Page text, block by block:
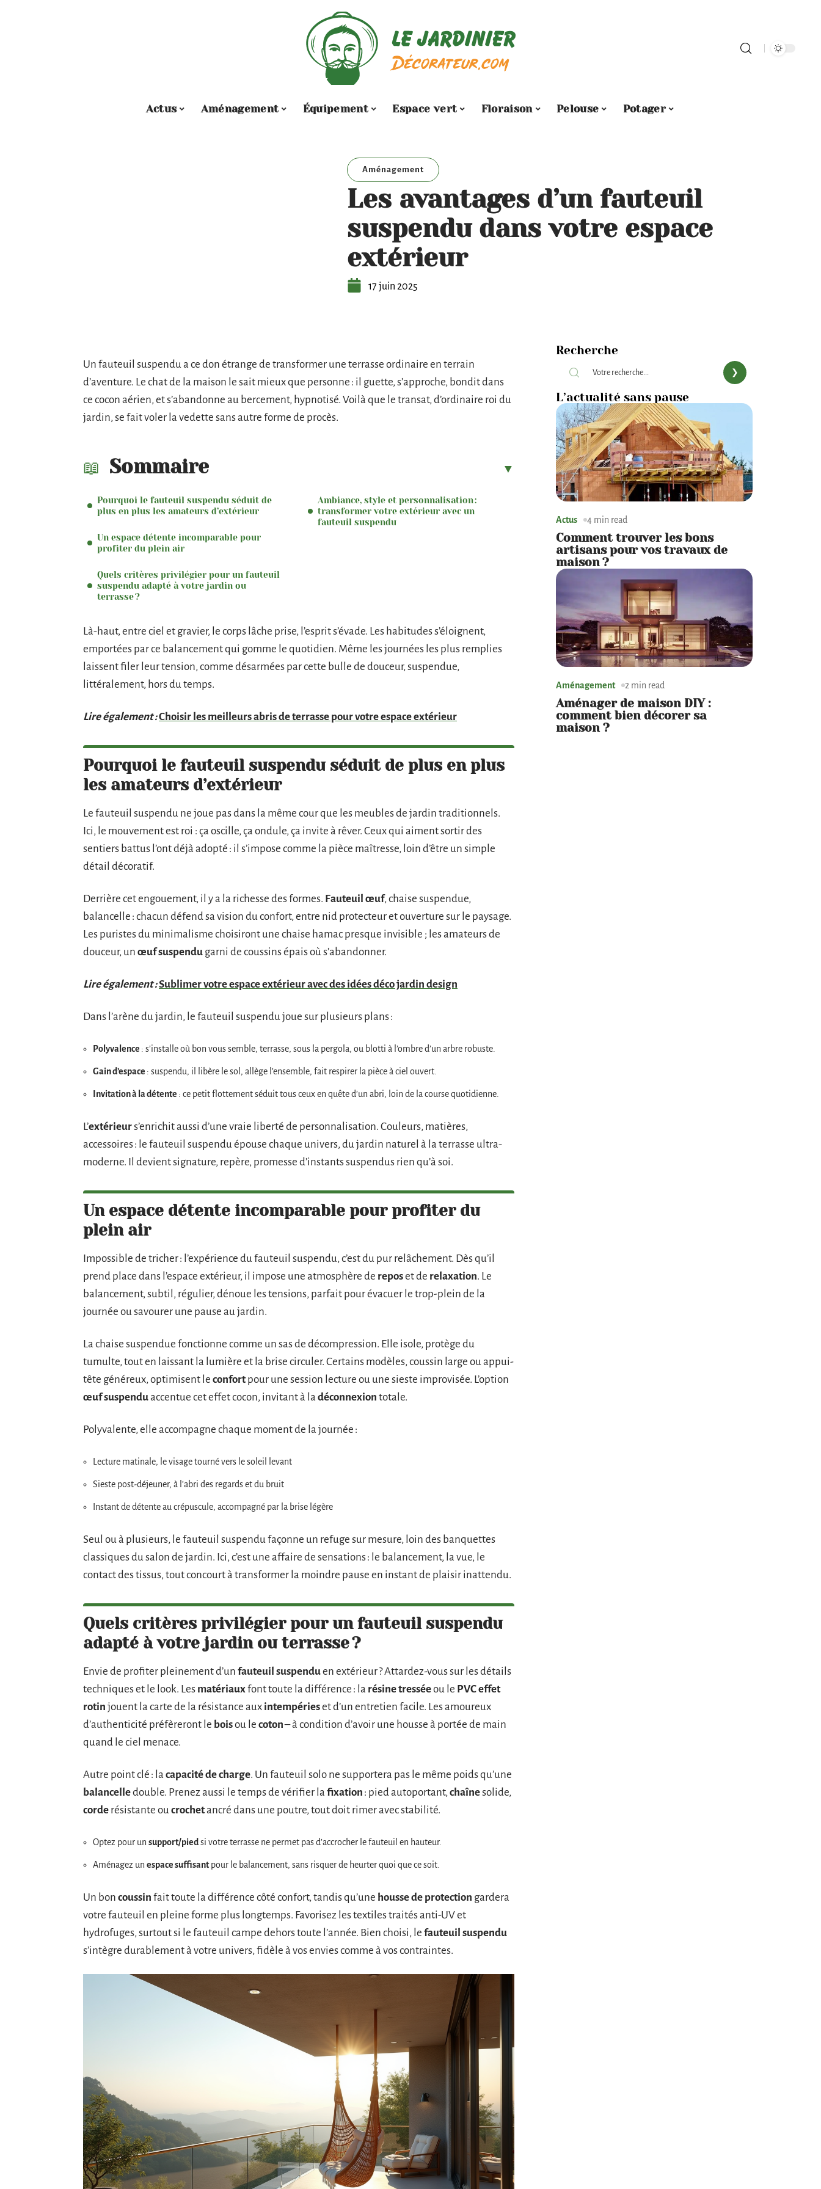
Actus Aménagement Équipement Espace vert Floraison Pelouse Potager
Aménagement
Les avantages d’un fauteuil
suspendu dans votre espace
extérieur
17 juin 2025
Un fauteuil suspendu a ce don étrange de transformer une terrasse ordinaire en terrain
d’aventure. Le chat de la maison le sait mieux que personne : il guette, s’approche, bondit dans
ce cocon aérien, et s’abandonne au bercement, hypnotisé. Voilà que le transat, d’ordinaire roi du
jardin, se fait voler la vedette sans autre forme de procès.
Sommaire
Pourquoi le fauteuil suspendu séduit de
plus en plus les amateurs d’extérieur
Un espace détente incomparable pour
profiter du plein air
Quels critères privilégier pour un fauteuil
suspendu adapté à votre jardin ou
terrasse ?
Ambiance, style et personnalisation :
transformer votre extérieur avec un
fauteuil suspendu
Là-haut, entre ciel et gravier, le corps lâche prise, l’esprit s’évade. Les habitudes s’éloignent,
emportées par ce balancement qui gomme le quotidien. Même les journées les plus remplies
laissent filer leur tension, comme désarmées par cette bulle de douceur, suspendue,
littéralement, hors du temps.
Lire également :Choisir les meilleurs abris de terrasse pour votre espace extérieur
Pourquoi le fauteuil suspendu séduit de plus en plus
les amateurs d’extérieur
Le fauteuil suspendu ne joue pas dans la même cour que les meubles de jardin traditionnels.
Ici, le mouvement est roi : ça oscille, ça ondule, ça invite à rêver. Ceux qui aiment sortir des
sentiers battus l’ont déjà adopté : il s’impose comme la pièce maîtresse, loin d’être un simple
détail décoratif.
Derrière cet engouement, il y a la richesse des formes. Fauteuil œuf, chaise suspendue,
balancelle : chacun défend sa vision du confort, entre nid protecteur et ouverture sur le paysage.
Les puristes du minimalisme choisiront une chaise hamac presque invisible ; les amateurs de
douceur, un œuf suspendu garni de coussins épais où s’abandonner.
Lire également :Sublimer votre espace extérieur avec des idées déco jardin design
Dans l’arène du jardin, le fauteuil suspendu joue sur plusieurs plans :
Polyvalence : s’installe où bon vous semble, terrasse, sous la pergola, ou blotti à l’ombre d’un arbre robuste.
Gain d’espace : suspendu, il libère le sol, allège l’ensemble, fait respirer la pièce à ciel ouvert.
Invitation à la détente : ce petit flottement séduit tous ceux en quête d’un abri, loin de la course quotidienne.
L’extérieurs’enrichit aussi d’une vraie liberté de personnalisation. Couleurs, matières,
accessoires : le fauteuil suspendu épouse chaque univers, du jardin naturel à la terrasse ultra-
moderne. Il devient signature, repère, promesse d’instants suspendus rien qu’à soi.
Un espace détente incomparable pour profiter du
plein air
Impossible de tricher : l’expérience du fauteuil suspendu, c’est du pur relâchement. Dès qu’il
prend place dans l’espace extérieur, il impose une atmosphère de reposet de relaxation. Le
balancement, subtil, régulier, dénoue les tensions, parfait pour évacuer le trop-plein de la
journée ou savourer une pause au jardin.
La chaise suspendue fonctionne comme un sas de décompression. Elle isole, protège du
tumulte, tout en laissant la lumière et la brise circuler. Certains modèles, coussin large ou appui-
tête généreux, optimisent le confortpour une session lecture ou une sieste improvisée. L’option
œuf suspenduaccentue cet effet cocon, invitant à la déconnexion totale.
Polyvalente, elle accompagne chaque moment de la journée :
Lecture matinale, le visage tourné vers le soleil levant
Sieste post-déjeuner, à l’abri des regards et du bruit
Instant de détente au crépuscule, accompagné par la brise légère
Seul ou à plusieurs, le fauteuil suspendu façonne un refuge sur mesure, loin des banquettes
classiques du salon de jardin. Ici, c’est une affaire de sensations : le balancement, la vue, le
contact des tissus, tout concourt à transformer la moindre pause en instant de plaisir inattendu.
Quels critères privilégier pour un fauteuil suspendu
adapté à votre jardin ou terrasse ?
Envie de profiter pleinement d’un fauteuil suspenduen extérieur ? Attardez-vous sur les détails
techniques et le look. Les matériauxfont toute la différence : la résine tresséeou le PVC effet
rotin jouent la carte de la résistance aux intempérieset d’un entretien facile. Les amoureux
d’authenticité préfèreront le boisou le coton– à condition d’avoir une housse à portée de main
quand le ciel menace.
Autre point clé : la capacité de charge. Un fauteuil solo ne supportera pas le même poids qu’une
balancelledouble. Prenez aussi le temps de vérifier la fixation : pied autoportant,chaînesolide,
corde résistante oucrochetancré dans une poutre, tout doit rimer avec stabilité.
Optez pour un support/piedsi votre terrasse ne permet pas d’accrocher le fauteuil en hauteur.
Aménagez un espace suffisantpour le balancement, sans risquer de heurter quoi que ce soit.
Un bon coussin fait toute la différence côté confort, tandis qu’une housse de protection gardera
votre fauteuil en pleine forme plus longtemps. Favorisez les textiles traités anti-UV et
hydrofuges, surtout si le fauteuil campe dehors toute l’année. Bien choisi, le fauteuil suspendu
s’intègre durablement à votre univers, fidèle à vos envies comme à vos contraintes.
Recherche
L’actualité sans pause
Actus 4 min read
Comment trouver les bons
artisans pour vos travaux de
maison ?
Aménagement 2 min read
Aménager de maison DIY :
comment bien décorer sa
maison ?